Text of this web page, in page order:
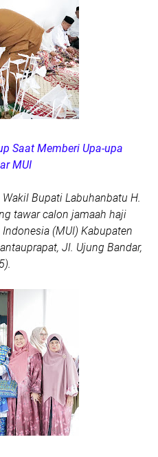
Saat Memberi Upa-upa
MUI
Bupati Labuhanbatu H.
tawar calon jamaah haji
(MUI) Kabupaten
Jl. Ujung Bandar,